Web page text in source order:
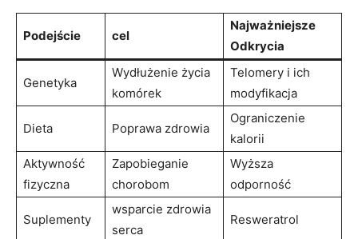
Podejście cel
Najważniejsze
Odkrycia
Genetyka
Wydłużenie życia
komórek
Telomery i ich
modyfikacja
Dieta Poprawa zdrowia
Ograniczenie
kalorii
Aktywność
fizyczna
Zapobieganie
chorobom
Wyższa
odporność
Suplementy
wsparcie zdrowia
serca
Resweratrol